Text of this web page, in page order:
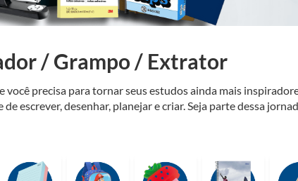
você precisa para tornar seus estudos ainda mais
escrever, desenhar, planejar e criar. Seja parte dessa
buscam organizar seus escritórios, temos tudo que você
/ Grampo / Extrator